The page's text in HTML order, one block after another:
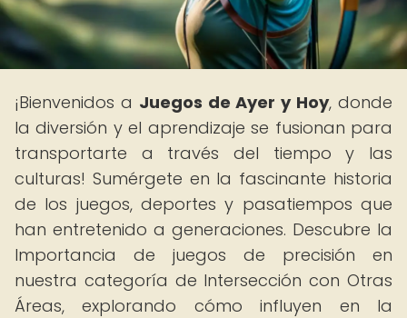
¡Bienvenidos a Juegos de Ayer y Hoy, donde
la diversión y el aprendizaje se fusionan para
transportarte a través del tiempo y las
culturas! Sumérgete en la fascinante historia
de los juegos, deportes y pasatiempos que
han entretenido a generaciones. Descubre la
Importancia de juegos de precisión en
nuestra categoría de Intersección con Otras
Áreas, explorando cómo influyen en la